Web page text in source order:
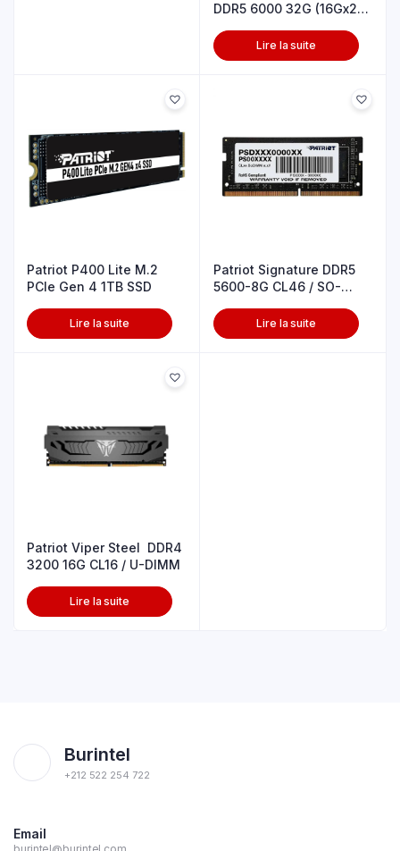
DDR5 6000 32G (16Gx2)
Lire la suite
Patriot P400 Lite M.2
PCIe Gen 4 1TB SSD
Lire la suite
Patriot Signature DDR5
5600-8G CL46 / SO-
Lire la suite
Patriot Viper Steel DDR4
3200 16G CL16 / U-DIMM
Lire la suite
Burintel
+212 522 254 722
Email